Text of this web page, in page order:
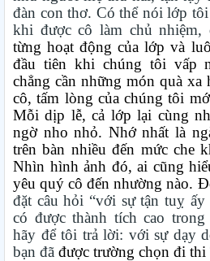
đàn con thơ. Có thể nói lớp
khi được cô làm chủ nhiệm,
từng hoạt động của lớp và
đầu tiên khi chúng tôi vấp
chẳng cần những món quà
cô, tấm lòng của chúng tôi
Mỗi dịp lễ, cả lớp lại cùng
ngờ nho nhỏ. Nhớ nhất là
trên bàn nhiều đến mức che
Nhìn hình ảnh đó, ai cũng
yêu quý cô đến nhường nào.
đặt câu hỏi “với sự tận tuỵ ấy
có được thành tích cao
hãy để tôi trả lời: với sự dạy
bạn đã được trường chọn đi